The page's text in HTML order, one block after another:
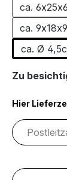
ca.
ca.
ca. Ø
Zu
Hier